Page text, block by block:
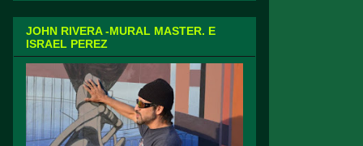
JOHN RIVERA -MURAL MASTER. E
ISRAEL PEREZ